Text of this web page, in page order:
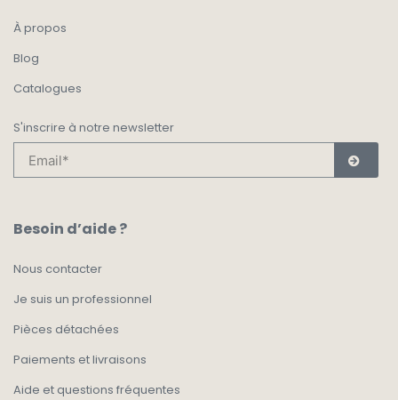
À propos
Blog
Catalogues
S'inscrire à notre newsletter
Besoin d’aide ?
Nous contacter
Je suis un professionnel
Pièces détachées
Paiements et livraisons
Aide et questions fréquentes